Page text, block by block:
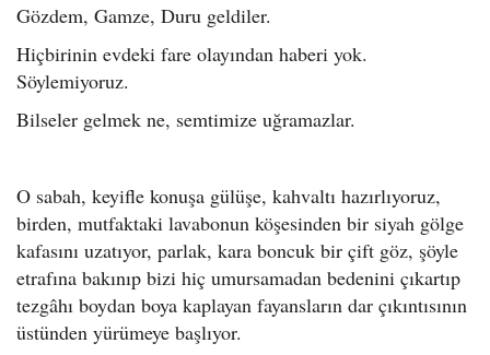
Gözdem, Gamze, Duru geldiler.
Hiçbirinin evdeki fare olayından haberi yok.
Söylemiyoruz.
Bilseler gelmek ne, semtimize uğramazlar.
O sabah, keyifle konuşa gülüşe, kahvaltı hazırlıyoruz,
birden, mutfaktaki lavabonun köşesinden bir siyah gölge
kafasını uzatıyor, parlak, kara boncuk bir çift göz, şöyle
etrafına bakınıp bizi hiç umursamadan bedenini çıkartıp
tezgâhı boydan boya kaplayan fayansların dar çıkıntısının
üstünden yürümeye başlıyor.